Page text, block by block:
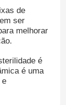
de
ser
melhorar
é
é uma
e